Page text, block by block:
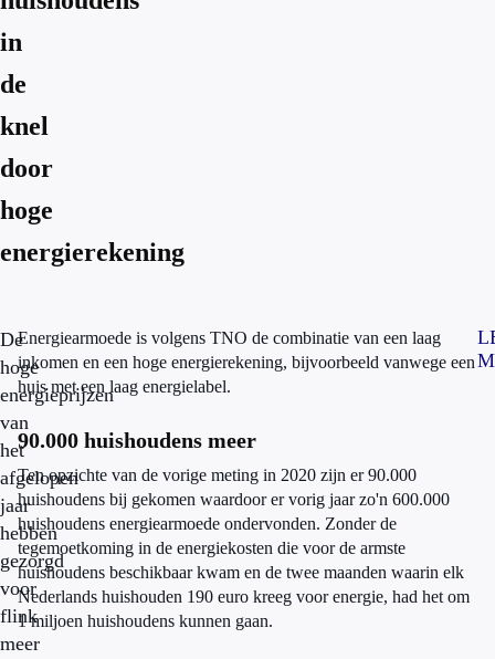
in
de
knel
door
hoge
energierekening
De
hoge
energieprijzen
van
het
afgelopen
jaar
hebben
gezorgd
voor
flink
meer
Energiearmoede is volgens TNO de combinatie van een laag
inkomen en een hoge energierekening, bijvoorbeeld vanwege een
huis met een laag energielabel.
90.000 huishoudens meer
Ten opzichte van de vorige meting in 2020 zijn er 90.000
huishoudens bij gekomen waardoor er vorig jaar zo'n 600.000
huishoudens energiearmoede ondervonden. Zonder de
tegemoetkoming in de energiekosten die voor de armste
huishoudens beschikbaar kwam en de twee maanden waarin elk
Nederlands huishouden 190 euro kreeg voor energie, had het om
1 miljoen huishoudens kunnen gaan.